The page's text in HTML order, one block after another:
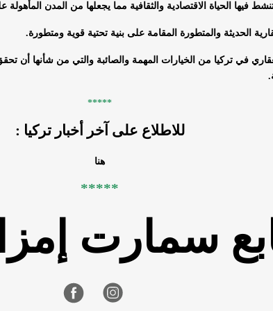
فيها الحياة الاقتصادية والثقافية مما يجعلها من المدن المأهولة
الحديثة والمتطورة المقامة على بنية تحتية قوية ومتطورة.
في تركيا من الخيارات المهمة والصائبة والتي من شأنها أن
*****
للاطلاع على آخر أخبار تركيا :
هنا
*****
سمارت